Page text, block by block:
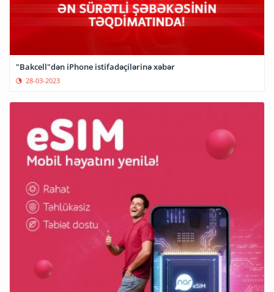
"Bakcell"dən iPhone istifadəçilərinə xəbər
28-03-2023